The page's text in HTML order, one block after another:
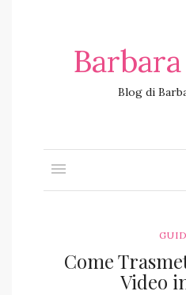
Blog di
Come
Video